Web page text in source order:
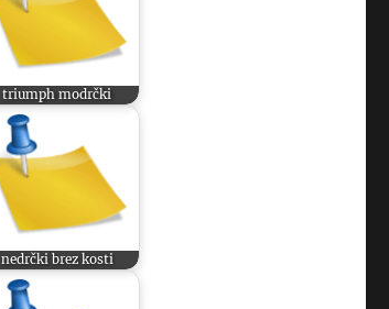
triumph modrčki
nedrčki brez kosti